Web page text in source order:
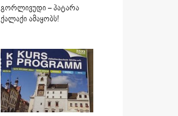
გორლივუდი – პატარა
ქალაქი ამაყობს!